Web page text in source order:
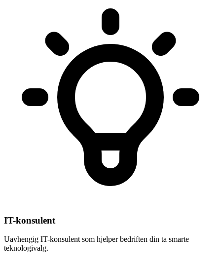
IT-konsulent
Uavhengig IT-konsulent som hjelper bedriften din ta smarte
teknologivalg.